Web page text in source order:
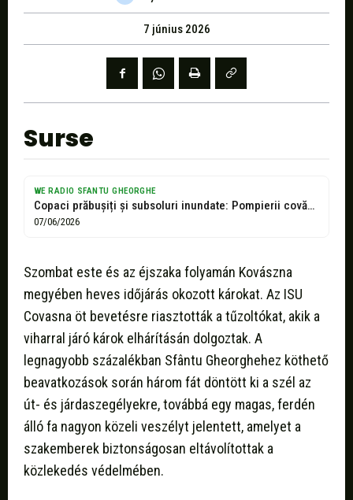
7 június 2026
Surse
WE RADIO SFANTU GHEORGHE
Copaci prăbușiți și subsoluri inundate: Pompierii covăsneni au înlăturat efectele vijeliei din...
07/06/2026
Szombat este és az éjszaka folyamán Kovászna
megyében heves időjárás okozott károkat. Az ISU
Covasna öt bevetésre riasztották a tűzoltókat, akik a
viharral járó károk elhárításán dolgoztak. A
legnagyobb százalékban Sfântu Gheorghehez köthető
beavatkozások során három fát döntött ki a szél az
út- és járdaszegélyekre, továbbá egy magas, ferdén
álló fa nagyon közeli veszélyt jelentett, amelyet a
szakemberek biztonságosan eltávolítottak a
közlekedés védelmében.